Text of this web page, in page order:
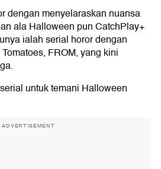
dengan menyelaraskan nuansa
ala Halloween pun CatchPlay+
ialah serial horor dengan
FROM, yang kini
untuk temani Halloween
ADVERTISEMENT